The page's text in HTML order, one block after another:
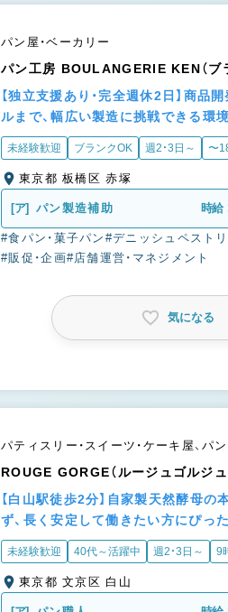
パン屋・ベーカリー
パン工房 BOULANGERIE KEN（ブ
【独立支援あり・完全週休2日】商
ルまで、幅広い製造に挑戦できる環境
未経験歓迎 ブランクOK 週2・3日～ 〜
東京都 板橋区 赤塚
[ア] パン製造補助 時給
#食パン・菓子パン #デニッシュペスト
#販促・企画#店舗運営・マネジメント
気になる
パティスリー・スイーツ・ケーキ屋、パ
ROUGE GORGE（ルージュゴルジュ
【白山駅徒歩2分】自家製天然酵母
ず、長く安定して働きたい方にぴった
未経験歓迎 40代～活躍中 週2・3日～ 9
東京都 文京区 白山